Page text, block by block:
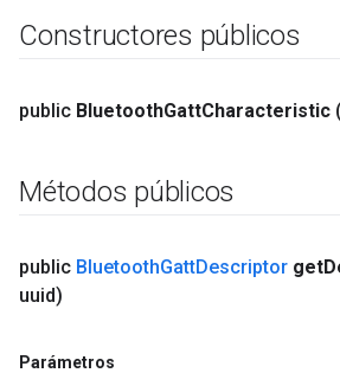
Constructores públicos
public BluetoothGattCharacteristic
Métodos públicos
public BluetoothGattDescriptor get
uuid)
Parámetros